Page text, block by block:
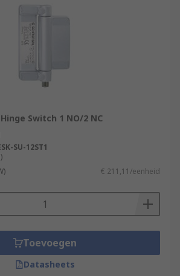
Switch 1 NO/2 NC
SU-12ST1
€ 211,11/eenheid
Toevoegen
Datasheets